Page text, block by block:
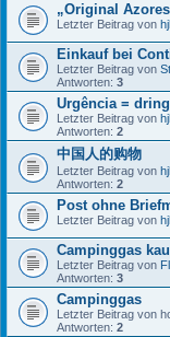
„Original
Letzter Beitrag von
Einkauf bei
Letzter Beitrag von
Antworten: 3
Urgência =
Letzter Beitrag von
Antworten: 2
中国人的购物
Letzter Beitrag von
Antworten: 2
Post ohne
Letzter Beitrag von
Campinggas
Letzter Beitrag von
Antworten: 3
Campinggas
Letzter Beitrag von
Antworten: 2